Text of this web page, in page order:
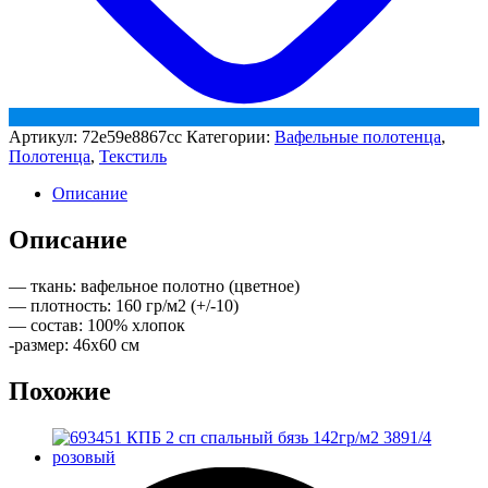
Артикул: 72e59e8867cc Категории: Вафельные полотенца,
Полотенца, Текстиль
Описание
Описание
— ткань: вафельное полотно (цветное)
— плотность: 160 гр/м2 (+/-10)
— состав: 100% хлопок
-размер: 46х60 см
Похожие